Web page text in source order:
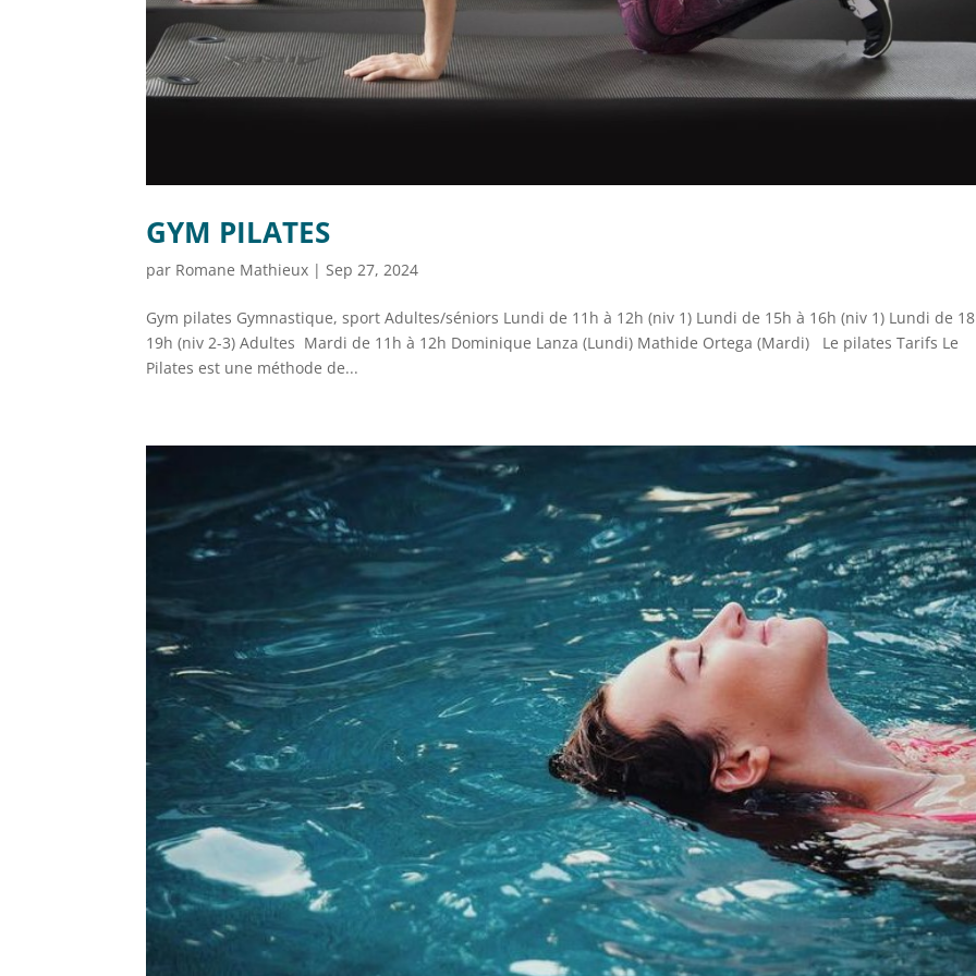
GYM PILATES
par Romane Mathieux |Sep 27, 2024
Gym pilates Gymnastique, sport Adultes/séniors Lundi de 11h à 12h (niv 1) Lundi de 15h à 16h (niv 1) Lundi de
19h (niv 2-3) Adultes Mardi de 11h à 12h Dominique Lanza (Lundi) Mathide Ortega (Mardi) Le pilates Tarifs Le
Pilates est une méthode de...